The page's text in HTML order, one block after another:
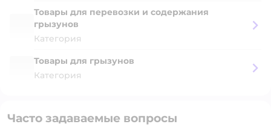
Товары для перевозки и содержания
грызунов
Категория
Товары для грызунов
Категория
Часто задаваемые вопросы